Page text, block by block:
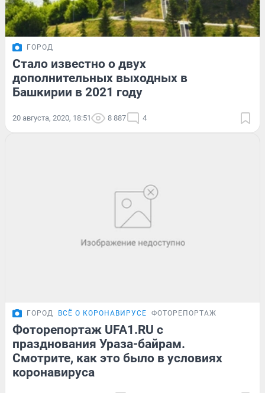
ГОРОД
Стало известно о двух
дополнительных выходных в
Башкирии в 2021 году
20 августа, 2020, 18:51 8 887 4
ГОРОД ВСЁ О КОРОНАВИРУСЕ ФОТОРЕПОРТАЖ
Фоторепортаж UFA1.RU с
празднования Ураза-байрам.
Смотрите, как это было в условиях
коронавируса